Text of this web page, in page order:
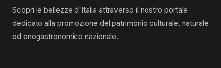
Scopri le bellezze d'Italia attraverso il nostro portale
dedicato alla promozione del patrimonio culturale, naturale
ed enogastronomico nazionale.